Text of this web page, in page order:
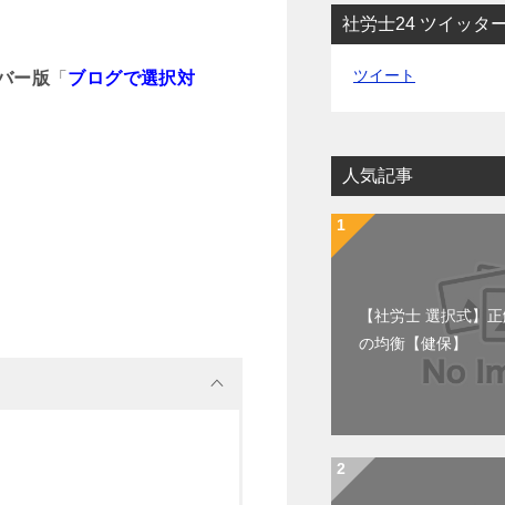
ー版 「 ブログで選択対
社労士24 ツイッタ
ツイート
人気記事
【社労士 選択式】
の均衡【健保】